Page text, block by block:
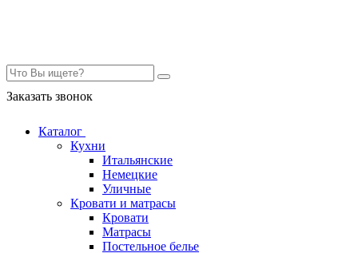
Заказать звонок
Каталог
Кухни
Итальянские
Немецкие
Уличные
Кровати и матрасы
Кровати
Матрасы
Постельное белье